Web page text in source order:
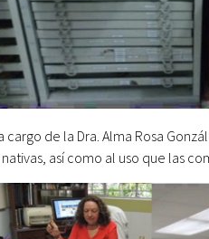
cargo de la Dra. Alma Rosa
así como al uso que las